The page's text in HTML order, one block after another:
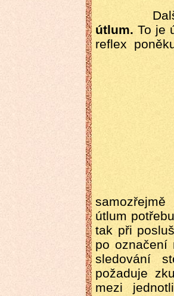
Dalším
útlum. To je
reflex
útlum
tak při
po označení
sledování
požaduje
mezi